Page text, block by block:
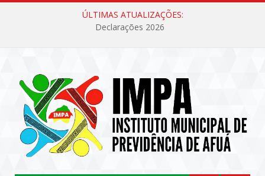
ÚLTIMAS ATUALIZAÇÕES:
Declarações 2026